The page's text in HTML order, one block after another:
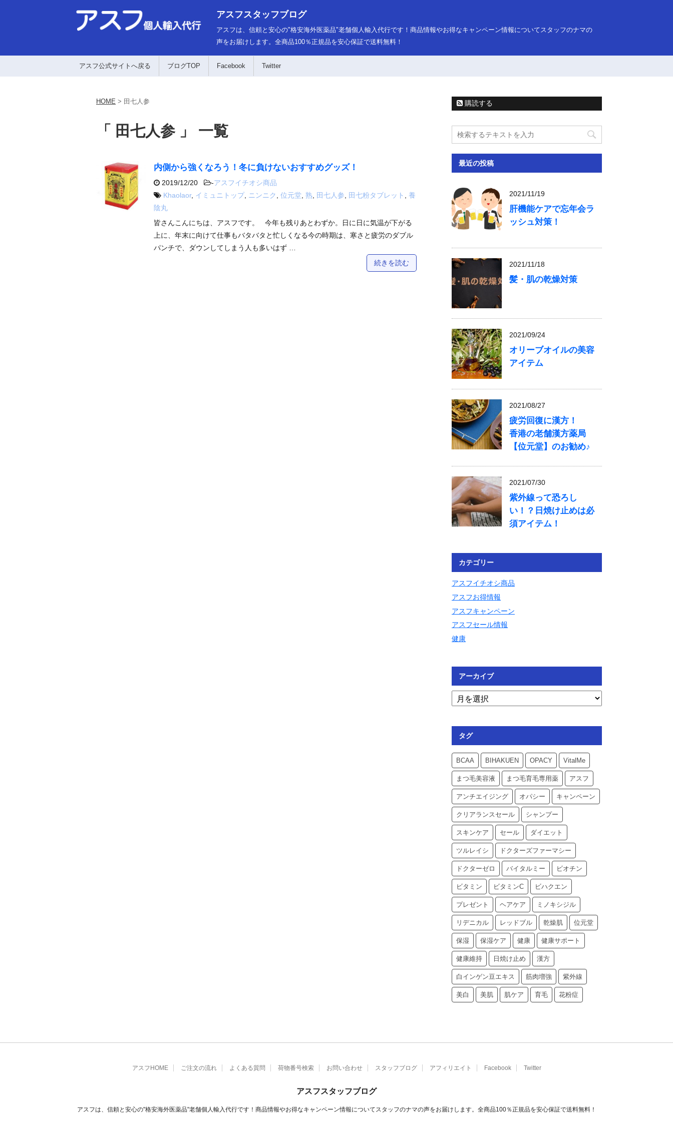
アスフスタッフブログ
アスフは、信頼と安心の"格安海外医薬品"老舗個人輸入代行です！商品情報やお得なキャンペーン情報についてスタッフのナマの
声をお届けします。全商品100％正規品を安心保証で送料無料！
アスフ公式サイトへ戻る ブログTOP Facebook Twitter
HOME > 田七人参
「 田七人参 」 一覧
内側から強くなろう！冬に負けないおすすめグッズ！
2019/12/20 -アスフイチオシ商品
Khaolaor, イミュニトップ, ニンニク 位元堂 熟 田七人参 田七粉タブレット
養
陰丸
皆さんこんにちは、アスフです。 今年も残りあとわずか。日に日に気温が下がる
上に、年末に向けて仕事もバタバタと忙しくなる今の時期は、寒さと疲労のダブル
パンチで、ダウンしてしまう人も多いはず …
続きを読む
購読する
最近の投稿
2021/11/19
肝機能ケアで忘年会ラ
ッシュ対策！
2021/11/18
髪・肌の乾燥対策
2021/09/24
オリーブオイルの美容
アイテム
2021/08/27
疲労回復に漢方！
香港の老舗漢方薬局
【位元堂】のお勧め♪
2021/07/30
紫外線って恐ろし
い！？日焼け止めは必
須アイテム！
カテゴリー
アスフイチオシ商品
アスフお得情報
アスフキャンペーン
アスフセール情報
健康
アーカイブ
タグ
BCAA BIHAKUEN OPACY VitalMe
まつ毛美容液 まつ毛育毛専用薬 アスフ
アンチエイジング オパシー キャンペーン
クリアランスセール シャンプー
スキンケア セール ダイエット
ツルレイシ ドクターズファーマシー
ドクターゼロ バイタルミー ビオチン
ビタミン ビタミンC ビハクエン
プレゼント ヘアケア ミノキシジル
リデニカル レッドブル 乾燥肌 位元堂
保湿 保湿ケア 健康 健康サポート
健康維持 日焼け止め 漢方
白インゲン豆エキス 筋肉増強 紫外線
美白 美肌 肌ケア 育毛 花粉症
アスフHOME ご注文の流れ よくある質問 荷物番号検索 お問い合わせ スタッフブログ アフィリエイト Facebook Twitter
アスフスタッフブログ
アスフは、信頼と安心の"格安海外医薬品"老舗個人輸入代行です！商品情報やお得なキャンペーン情報についてスタッフのナマの声をお届けします。全商品100％正規品を安心保証で送料無料！